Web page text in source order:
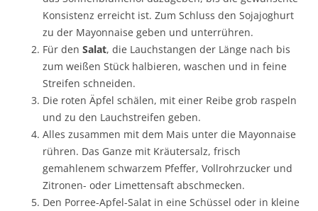
Konsistenz erreicht ist. Zum Schluss den Sojajoghurt
zu der Mayonnaise geben und unterrühren.
Für den Salat, die Lauchstangen der Länge nach bis
zum weißen Stück halbieren, waschen und in feine
Streifen schneiden.
Die roten Äpfel schälen, mit einer Reibe grob raspeln
und zu den Lauchstreifen geben.
Alles zusammen mit dem Mais unter die Mayonnaise
rühren. Das Ganze mit Kräutersalz, frisch
gemahlenem schwarzem Pfeffer, Vollrohrzucker und
Zitronen- oder Limettensaft abschmecken.
Den Porree-Apfel-Salat in eine Schüssel oder in kleine